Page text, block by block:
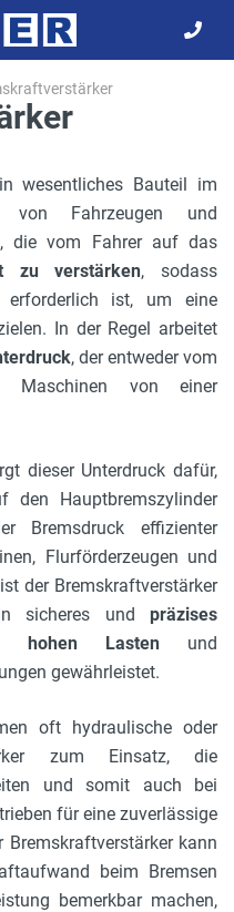
wesentliches Bauteil im
von Fahrzeugen und
die vom Fahrer auf das
zu verstärken, sodass
erforderlich ist, um eine
In der Regel arbeitet
, der entweder vom
Maschinen von einer
dieser Unterdruck dafür,
den Hauptbremszylinder
Bremsdruck effizienter
Flurförderzeugen und
der Bremskraftverstärker
sicheres und präzises
hohen Lasten und
gewährleistet.
oft hydraulische oder
zum Einsatz, die
und somit auch bei
für eine zuverlässige
Bremskraftverstärker kann
beim Bremsen
bemerkbar machen,